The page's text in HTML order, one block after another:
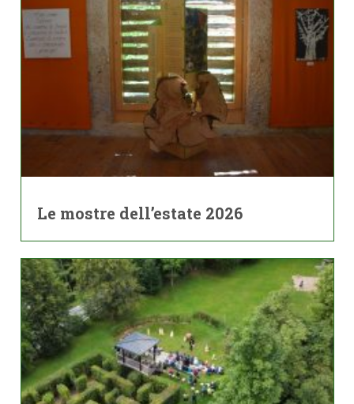
Le mostre dell’estate 2026